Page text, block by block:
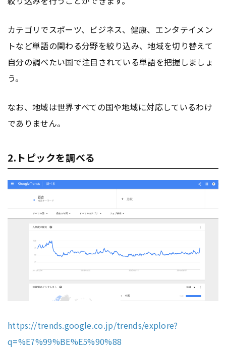
カテゴリでスポーツ、ビジネス、健康、エンタテイメン
トなど単語の関わる分野を絞り込み、地域を切り替えて
自分の調べたい国で注目されている単語を把握しましょ
う。
なお、地域は世界すべての国や地域に対応しているわけ
でありません。
2.トピックを調べる
https://trends.google.co.jp/trends/explore?
q=%E7%99%BE%E5%90%88